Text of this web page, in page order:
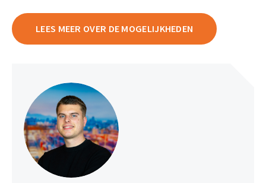
LEES MEER OVER DE MOGELIJKHEDEN